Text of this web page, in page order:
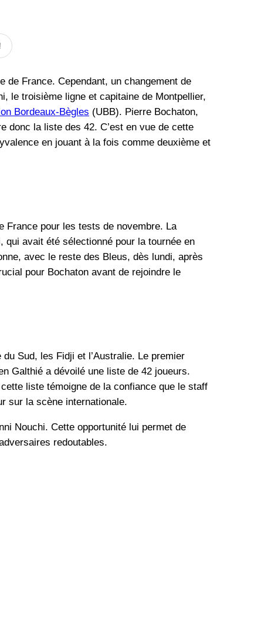
de France. Cependant, un changement de
le troisième ligne et capitaine de Montpellier,
Bordeaux-Bègles (UBB). Pierre Bochaton,
donc la liste des 42. C’est en vue de cette
en jouant à la fois comme deuxième et
France pour les tests de novembre. La
qui avait été sélectionné pour la tournée en
avec le reste des Bleus, dès lundi, après
pour Bochaton avant de rejoindre le
Sud, les Fidji et l’Australie. Le premier
Galthié a dévoilé une liste de 42 joueurs.
liste témoigne de la confiance que le staff
sur la scène internationale.
Nouchi. Cette opportunité lui permet de
redoutables.